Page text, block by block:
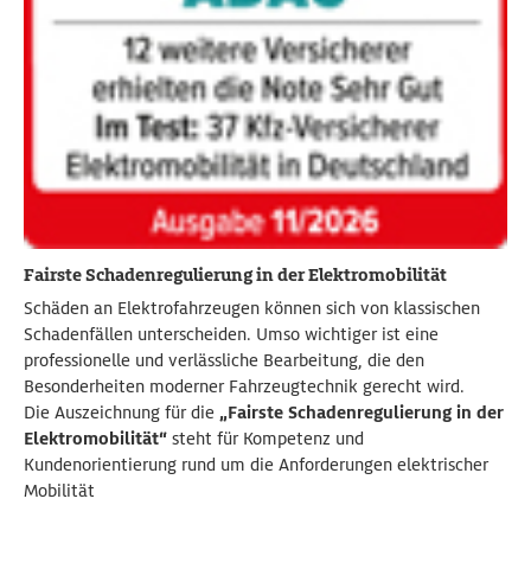
Fairste Schadenregulierung in der Elektromobilität
Schäden an Elektrofahrzeugen können sich von klassischen
Schadenfällen unterscheiden. Umso wichtiger ist eine
professionelle und verlässliche Bearbeitung, die den
Besonderheiten moderner Fahrzeugtechnik gerecht wird.
Die Auszeichnung für die „Fairste Schadenregulierung in der
Elektromobilität“ steht für Kompetenz und
Kundenorientierung rund um die Anforderungen elektrischer
Mobilität